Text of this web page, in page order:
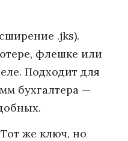
.jks).
флешке или
Подходит для
бухгалтера —
же ключ, но